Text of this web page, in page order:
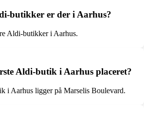
butikker er der i Aarhus?
Aldi-butikker i Aarhus.
Aldi-butik i Aarhus placeret?
i Aarhus ligger på Marselis Boulevard.